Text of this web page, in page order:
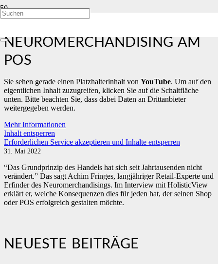
NEUROMERCHANDISING AM
POS
Sie sehen gerade einen Platzhalterinhalt von YouTube. Um auf den
eigentlichen Inhalt zuzugreifen, klicken Sie auf die Schaltfläche
unten. Bitte beachten Sie, dass dabei Daten an Drittanbieter
weitergegeben werden.
Mehr Informationen
Inhalt entsperren
Erforderlichen Service akzeptieren und Inhalte entsperren
31. Mai 2022
“Das Grundprinzip des Handels hat sich seit Jahrtausenden nicht
verändert.” Das sagt Achim Fringes, langjähriger Retail-Experte und
Erfinder des Neuromerchandisings. Im Interview mit HolisticView
erklärt er, welche Konsequenzen dies für jeden hat, der seinen Shop
oder POS erfolgreich gestalten möchte.
NEUESTE BEITRÄGE